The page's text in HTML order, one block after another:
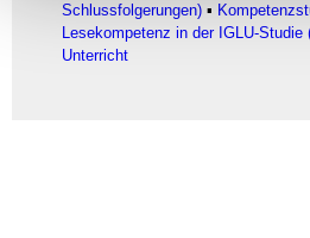
Schlussfolgerungen) ▪
Lesekompetenz in der IGLU-Studie
Unterricht